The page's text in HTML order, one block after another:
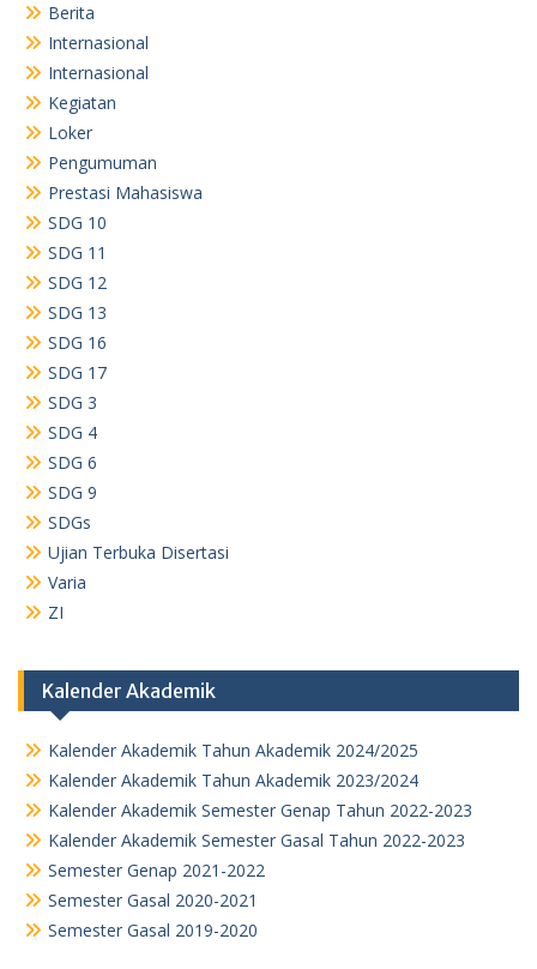
Berita
Internasional
Internasional
Kegiatan
Loker
Pengumuman
Prestasi Mahasiswa
SDG 10
SDG 11
SDG 12
SDG 13
SDG 16
SDG 17
SDG 3
SDG 4
SDG 6
SDG 9
SDGs
Ujian Terbuka Disertasi
Varia
ZI
Kalender Akademik
Kalender Akademik Tahun Akademik 2024/2025
Kalender Akademik Tahun Akademik 2023/2024
Kalender Akademik Semester Genap Tahun 2022-2023
Kalender Akademik Semester Gasal Tahun 2022-2023
Semester Genap 2021-2022
Semester Gasal 2020-2021
Semester Gasal 2019-2020